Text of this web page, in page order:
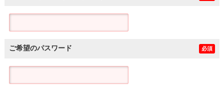
ご希望のパスワード 必須